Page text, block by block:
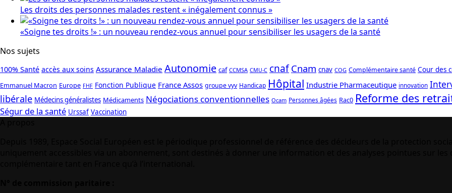
Les droits des personnes malades restent « inégalement connus »
«Soigne tes droits !» : un nouveau rendez-vous annuel pour sensibiliser les usagers de la santé
Nos sujets
100% Santé accès aux soins Assurance Maladie Autonomie caf CCMSA CMU-C cnaf Cnam cnav COG Complémentaire santé Cour des
Emmanuel Macron Europe FHF Fonction Publique France Assos groupe vyv Handicap Hôpital Industrie Pharmaceutique innovation
libérale Médecins généralistes Médicaments Négociations conventionnelles Ocam Personnes âgées Rac0 Reforme des
Ségur de la santé Urssaf Vaccination